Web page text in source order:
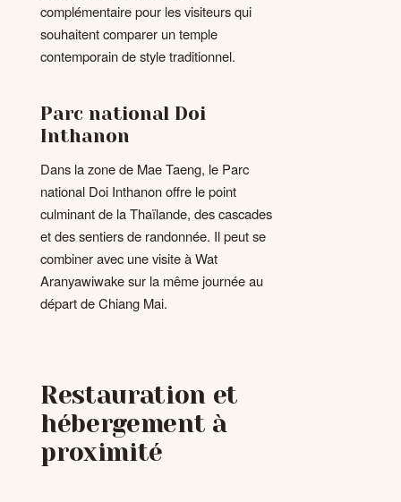
complémentaire pour les visiteurs qui
souhaitent comparer un temple
contemporain de style traditionnel.
Parc national Doi
Inthanon
Dans la zone de Mae Taeng, le Parc
national Doi Inthanon offre le point
culminant de la Thaïlande, des cascades
et des sentiers de randonnée. Il peut se
combiner avec une visite à Wat
Aranyawiwake sur la même journée au
départ de Chiang Mai.
Restauration et
hébergement à
proximité